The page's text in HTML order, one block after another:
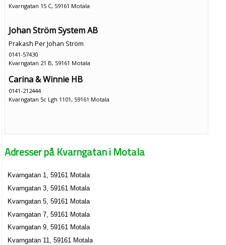
Kvarngatan 15 C, 59161 Motala
Johan Ström System AB
Prakash Per Johan Ström
0141-57430
Kvarngatan 21 B, 59161 Motala
Carina & Winnie HB
0141-212444
Kvarngatan 5c Lgh 1101, 59161 Motala
Adresser på Kvarngatan i Motala
Kvarngatan 1, 59161 Motala
Kvarngatan 3, 59161 Motala
Kvarngatan 5, 59161 Motala
Kvarngatan 7, 59161 Motala
Kvarngatan 9, 59161 Motala
Kvarngatan 11, 59161 Motala